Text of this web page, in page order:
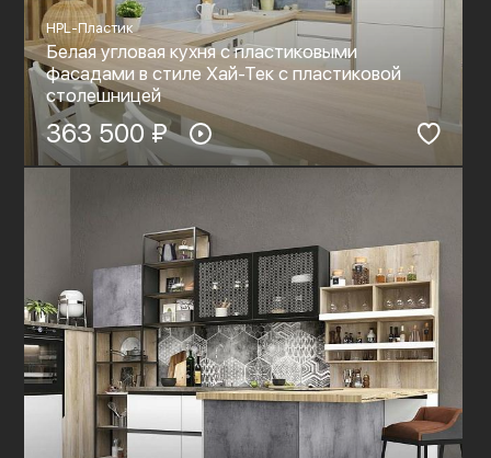
HPL-Пластик
Белая угловая кухня с пластиковыми
фасадами в стиле Хай-Тек с пластиковой
столешницей
363 500 ₽